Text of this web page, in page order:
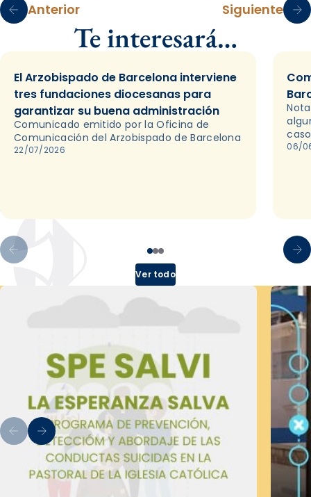
Anterior Siguiente
Te interesará…
El Arzobispado de Barcelona interviene
tres fundaciones diocesanas para
garantizar su buena administración
Comunicado emitido por la Oficina de
Comunicación del Arzobispado de Barcelona
22/07/2026 06/
Ver todo